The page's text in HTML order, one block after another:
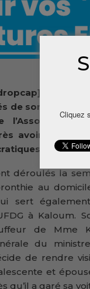
de son
l’Association
avoir quitté
de
déroulés la
au
sert
à Kaloum.
de Mme
du
de rendre
et
qu’il a garé sa
Cliquez